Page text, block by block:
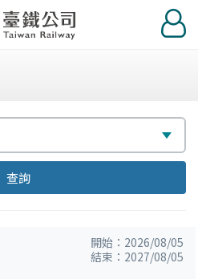
登
入
查詢
開始：2026/08/05
結束：2027/08/05